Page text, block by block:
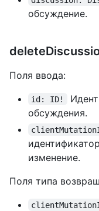
обсуждение.
Поля ввода:
id: ID!
обсуждения.
изменение.
Поля типа